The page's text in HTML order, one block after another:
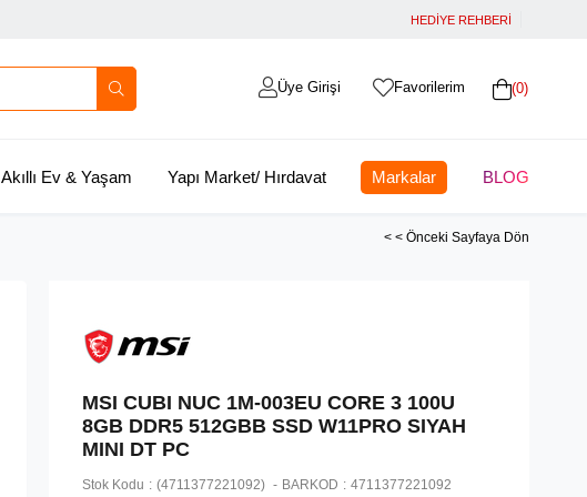
HEDİYE REHBERİ
0
Favorilerim
Üye Girişi
Akıllı Ev & Yaşam Yapı Market/ Hırdavat Markalar BLOG
< < Önceki Sayfaya Dön
MSI CUBI NUC 1M-003EU CORE 3 100U
8GB DDR5 512GBB SSD W11PRO SIYAH
MINI DT PC
Stok Kodu (4711377221092) BARKOD : 4711377221092